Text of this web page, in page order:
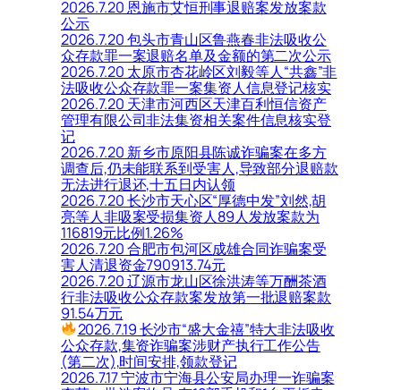
2026.7.20 恩施市艾恒刑事退赔案发放案款
公示
2026.7.20 包头市青山区鲁燕春非法吸收公
众存款罪一案退赔名单及金额的第二次公示
2026.7.20 太原市杏花岭区刘毅等人“共鑫”非
法吸收公众存款罪一案集资人信息登记核实
2026.7.20 天津市河西区天津百利恒信资产
管理有限公司非法集资相关案件信息核实登
记
2026.7.20 新乡市原阳县陈诚诈骗案在多方
调查后,仍未能联系到受害人,导致部分退赔款
无法进行退还,十五日内认领
2026.7.20 长沙市天心区“厚德中发”刘然,胡
亮等人非吸案受损集资人89人发放案款为
116819元比例1.26%
2026.7.20 合肥市包河区成雄合同诈骗案受
害人清退资金790913.74元
2026.7.20 辽源市龙山区徐洪涛等万酬茶酒
行非法吸收公众存款案发放第一批退赔案款
91.54万元
2026.7.19 长沙市“盛大金禧”特大非法吸收
公众存款,集资诈骗案涉财产执行工作公告
(第二次),时间安排,领款登记
2026.7.17 宁波市宁海县公安局办理一诈骗案